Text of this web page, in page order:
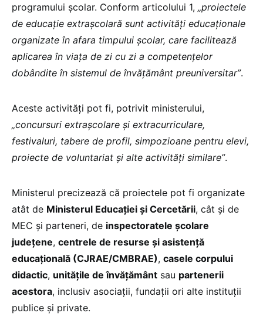
programului școlar. Conform articolului 1, „proiectele
de educație extrașcolară sunt activități educaționale
organizate în afara timpului școlar, care facilitează
aplicarea în viața de zi cu zi a competențelor
dobândite în sistemul de învățământ preuniversitar”.
Aceste activități pot fi, potrivit ministerului,
„concursuri extrașcolare și extracurriculare,
festivaluri, tabere de profil, simpozioane pentru elevi,
proiecte de voluntariat și alte activități similare”.
Ministerul precizează că proiectele pot fi organizate
atât de Ministerul Educației și Cercetării, cât și de
MEC și parteneri, de inspectoratele școlare
județene, centrele de resurse și asistență
educațională (CJRAE/CMBRAE), casele corpului
didactic, unitățile de învățământ sau partenerii
acestora, inclusiv asociații, fundații ori alte instituții
publice și private.